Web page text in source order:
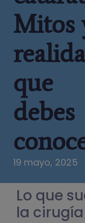
Mitos
que
debes
19 mayo, 2025
Lo que
la